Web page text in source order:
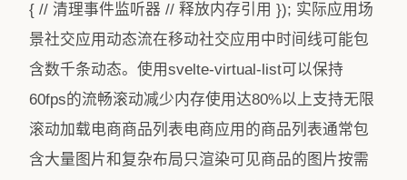
{ // 清理事件监听器 // 释放内存引用 }); 实际应用场
景社交应用动态流在移动社交应用中时间线可能包
含数千条动态。使用svelte-virtual-list可以保持
60fps的流畅滚动减少内存使用达80%以上支持无限
滚动加载电商商品列表电商应用的商品列表通常包
含大量图片和复杂布局只渲染可见商品的图片按需